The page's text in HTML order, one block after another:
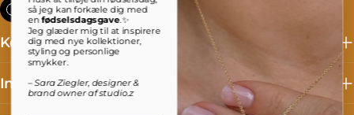
Mandag til torsdag: 8 - 16 Fredag: 8 - 15:30
Kollektioner
Information
så jeg kan forkæle dig med
enfødselsdagsgave.✨
Jeg glæder mig til at inspirere
dig med nye kollektioner,
styling og personlige
smykker.
– Sara Ziegler, designer &
brand owner af studio.z